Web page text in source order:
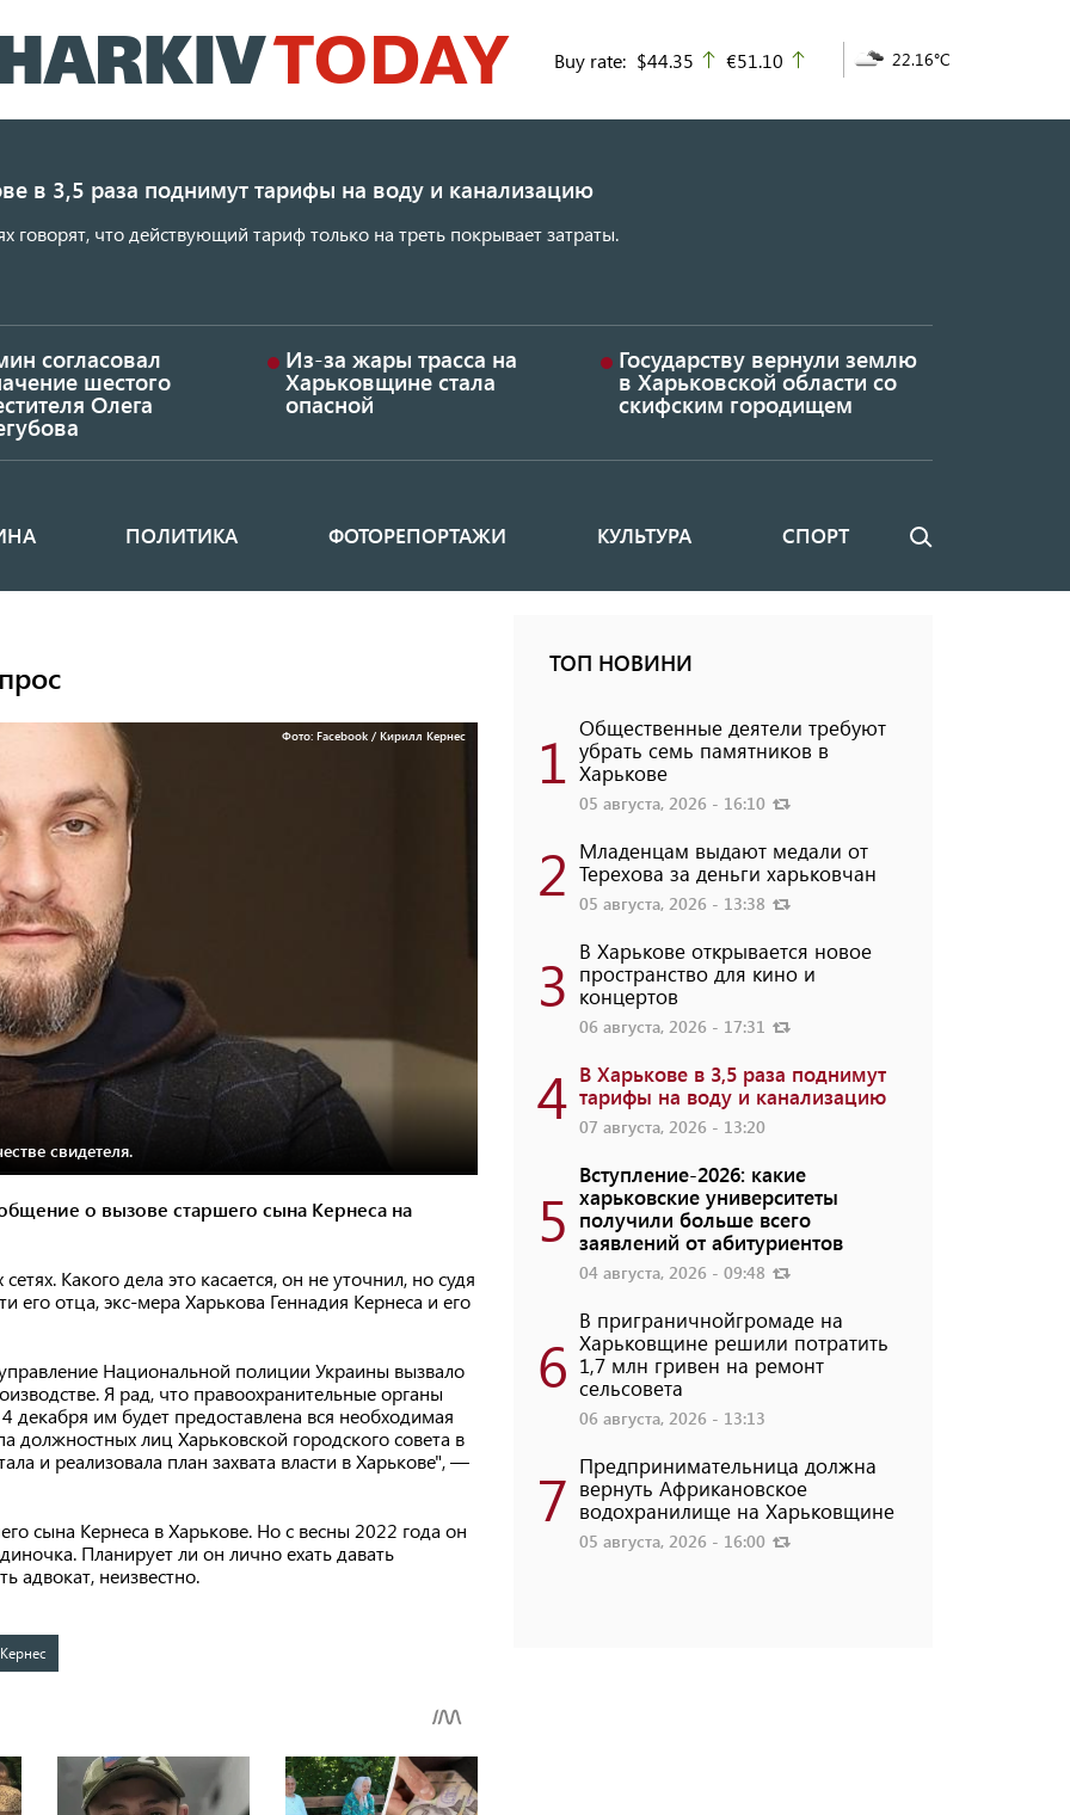
к
основному
Buy rate: $44.35 up
€51.10 22.16°C
в 3,5 раза поднимут тарифы на воду и канализацию
говорят, что действующий тариф только на треть покрывает затраты.
согласовал
шестого
Олега
Из-за жары трасса на
Харьковщине стала
опасной
Государству вернули землю
в Харьковской области со
скифским городищем
ПОЛИТИКА ФОТОРЕПОРТАЖИ КУЛЬТУРА СПОРТ Поиск
Фото: Facebook / Кирилл Кернес
свидетеля.
о вызове старшего сына Кернеса на
Какого дела это касается, он не уточнил, но судя
его отца, экс-мера Харькова Геннадия Кернеса и его
Национальной полиции Украины вызвало
Я рад, что правоохранительные органы
декабря им будет предоставлена вся необходимая
лиц Харьковской городского совета в
и реализовала план захвата власти в Харькове", —
сына Кернеса в Харькове. Но с весны 2022 года он
Планирует ли он лично ехать давать
адвокат, неизвестно.
ТОП НОВИНИ
1 Общественные деятели требуют
убрать семь памятников в
Харькове
05 августа, 2026 - 16:10
2 Младенцам выдают медали от
Терехова за деньги харьковчан
05 августа, 2026 - 13:38
3 В Харькове открывается новое
пространство для кино и
концертов
06 августа, 2026 - 17:31
4 В Харькове в 3,5 раза поднимут
тарифы на воду и канализацию
07 августа, 2026 - 13:20
5
Вступление-2026: какие
харьковские университеты
получили больше всего
заявлений от абитуриентов
04 августа, 2026 - 09:48
6
В приграничнойгромаде на
Харьковщине решили потратить
1,7 млн ​​гривен на ремонт
сельсовета
06 августа, 2026 - 13:13
7 Предпринимательница должна
вернуть Африкановское
водохранилище на Харьковщине
05 августа, 2026 - 16:00